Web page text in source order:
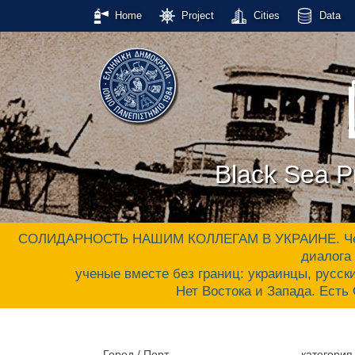
Home Project Cities Data
Black Sea
СОЛИДАРНОСТЬ НАШИМ КОЛЛЕГАМ В УКРАИНЕ.
ученые вместе без границ: украинцы,
Нет Востока и Запада.